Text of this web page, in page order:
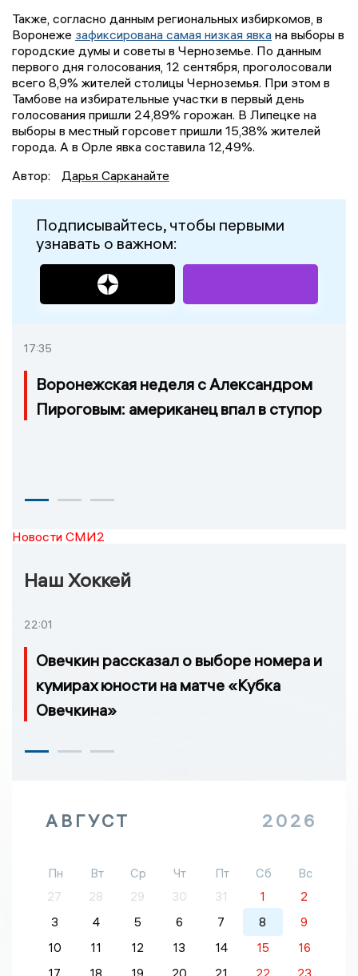
Также, согласно данным региональных избиркомов, в
Воронеже зафиксирована самая низкая явка на выборы в
городские думы и советы в Черноземье. По данным
первого дня голосования, 12 сентября, проголосовали
всего 8,9% жителей столицы Черноземья. При этом в
Тамбове на избирательные участки в первый день
голосования пришли 24,89% горожан. В Липецке на
выборы в местный горсовет пришли 15,38% жителей
города. А в Орле явка составила 12,49%.
Автор:
Дарья Сарканайте
Подписывайтесь, чтобы первыми
узнавать о важном:
17:35
Воронежская неделя с Александром
Пироговым: американец впал в ступор
Новости СМИ2
Наш Хоккей
22:01
Овечкин рассказал о выборе номера и
кумирах юности на матче «Кубка
Овечкина»
АВГУСТ 2026
Пн Вт Ср Чт Пт Сб
Вс
27
28 29 30 31 1
2
3
4 5 6 7 8
9
10
11 12 13 14 15
16
17
18 19 20 21 22 23